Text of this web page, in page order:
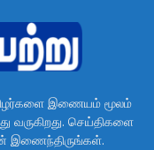
இணையம் மூலம்
வருகிறது. செய்திகளை
இணைந்திருங்கள்.